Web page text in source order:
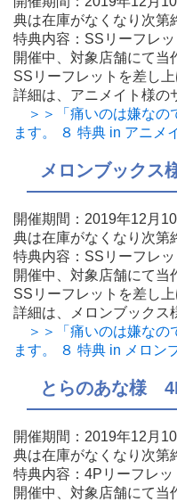
典は在庫がなくなり次第
特典内容：SSリーフレッ
開催中、対象店舗にて当
SSリーフレットを差し上
詳細は、アニメイト様の
＞＞「痛いのは嫌なの
ます。 ８ 特典 in アニメ
メロンブックス
開催期間：2019年12月
典は在庫がなくなり次第
特典内容：SSリーフレッ
開催中、対象店舗にて当
SSリーフレットを差し上
詳細は、メロンブックス
＞＞「痛いのは嫌なの
ます。 ８ 特典 in メロン
とらのあな様
開催期間：2019年12月
典は在庫がなくなり次第
特典内容：4Pリーフレッ
開催中、対象店舗にて当